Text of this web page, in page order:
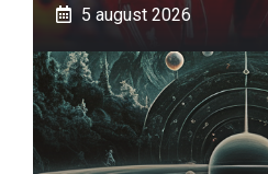
5 august 2026